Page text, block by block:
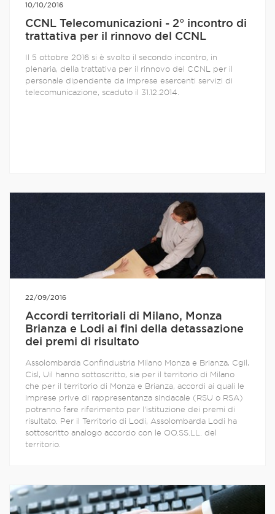
10/10/2016
CCNL Telecomunicazioni - 2° incontro di
trattativa per il rinnovo del CCNL
Il 5 ottobre 2016 si è svolto il secondo incontro, in
plenaria, della trattativa per il rinnovo del CCNL per il
personale dipendente da imprese esercenti servizi di
telecomunicazione, scaduto il 31.12.2014.
22/09/2016
Accordi territoriali di Milano, Monza
Brianza e Lodi ai fini della detassazione
dei premi di risultato
Assolombarda Confindustria Milano Monza e Brianza, Cgil,
Cisl, Uil hanno sottoscritto, sia per il territorio di Milano
che per il territorio di Monza e Brianza, accordi ai quali le
imprese prive di rappresentanza sindacale (RSU o RSA)
potranno fare riferimento per l’istituzione dei premi di
risultato. Per il Territorio di Lodi, Assolombarda Lodi ha
sottoscritto analogo accordo con le OO.SS.LL. del
territorio.